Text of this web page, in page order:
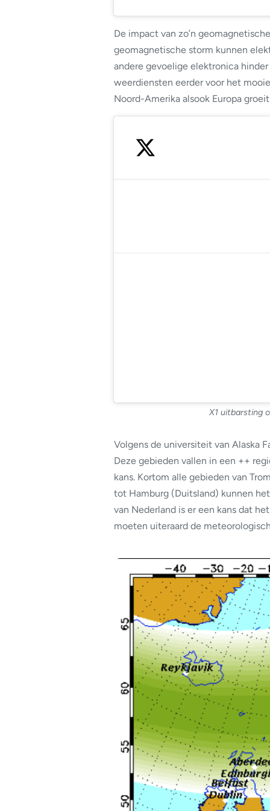
De impact van zo’n
geomagnetische storm kunnen
andere gevoelige elektronica
weerdiensten eerder voor het
Noord-Amerika alsook Europa
X1 uitbarsting
Volgens de universiteit van Alaska
Deze gebieden vallen in een ++
kans. Kortom alle gebieden van
tot Hamburg (Duitsland) kunnen
van Nederland is er een kans dat
moeten uiteraard de